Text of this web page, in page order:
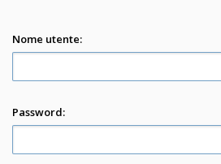
Nome utente:
Password: